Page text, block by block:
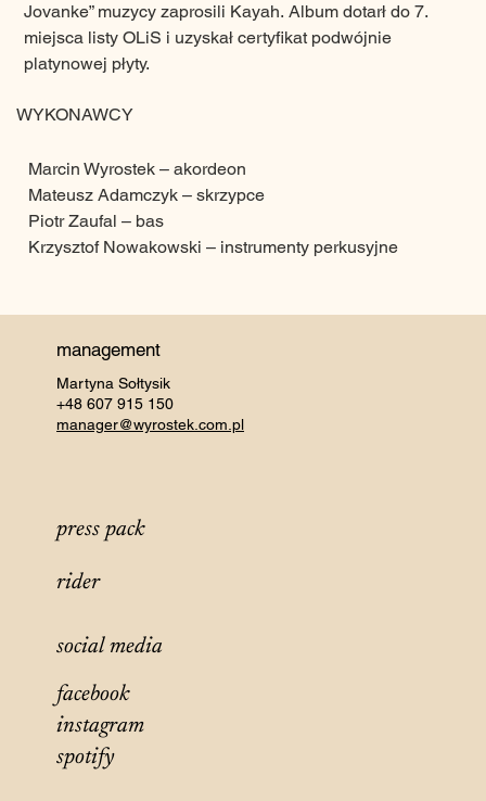
Jovanke” muzycy zaprosili Kayah. Album dotarł do 7.
miejsca listy OLiS i uzyskał certyfikat podwójnie
platynowej płyty.
WYKONAWCY
Marcin Wyrostek – akordeon
Mateusz Adamczyk – skrzypce
Piotr Zaufal – bas
Krzysztof Nowakowski – instrumenty perkusyjne
management
Martyna Sołtysik
+48 607 915 150
manager@wyrostek.com.pl
press pack
rider
social media
facebook
instagram
spotify